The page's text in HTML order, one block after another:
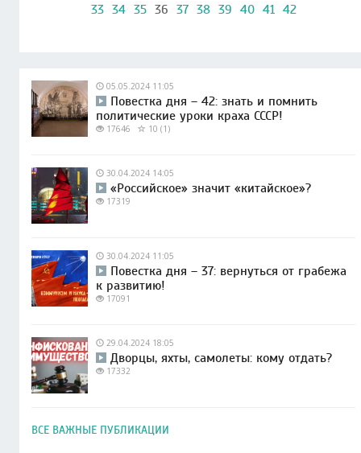
33 34 35 36 37 38 39 40 41 42
05.05.2024 11:05
Повестка дня – 42: знать и помнить
политические уроки краха СССР!
17646 10 (1)
30.04.2024 14:05
«Российское» значит «китайское»?
17319
30.04.2024 11:05
Повестка дня – 37: вернуться от грабежа
к развитию!
17091
29.04.2024 18:05
Дворцы, яхты, самолеты: кому отдать?
17332
ВСЕ ВАЖНЫЕ ПУБЛИКАЦИИ